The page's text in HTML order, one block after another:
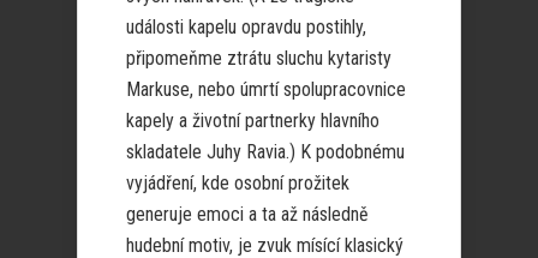
události kapelu opravdu postihly,
připomeňme ztrátu sluchu kytaristy
Markuse, nebo úmrtí spolupracovnice
kapely a životní partnerky hlavního
skladatele Juhy Ravia.) K podobnému
vyjádření, kde osobní prožitek
generuje emoci a ta až následně
hudební motiv, je zvuk mísící klasický